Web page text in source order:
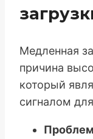
Медленная
причина
который
сигналом